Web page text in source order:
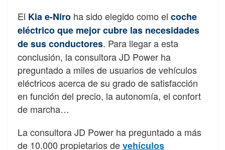
El Kia e-Niro ha sido elegido como el coche
eléctrico que mejor cubre las necesidades
de sus conductores. Para llegar a esta
conclusión, la consultora JD Power ha
preguntado a miles de usuarios de vehículos
eléctricos acerca de su grado de satisfacción
en función del precio, la autonomía, el confort
de marcha…
La consultora JD Power ha preguntado a más
de 10.000 propietarios devehículos